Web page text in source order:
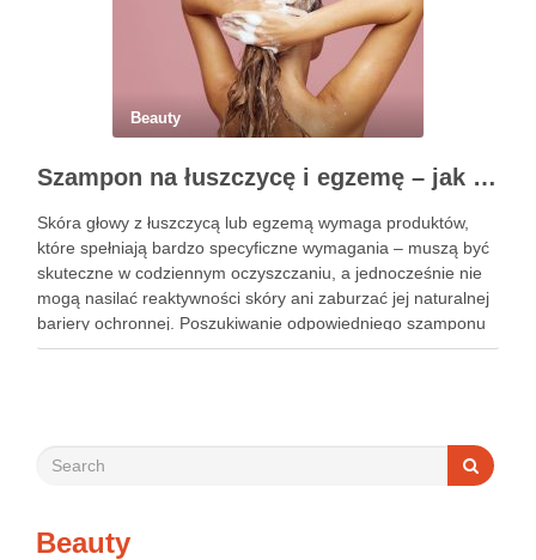
Beauty
Szampon na łuszczycę i egzemę – jak świadomie dobierać produkty przy wrażliwej skórze głowy?
Skóra głowy z łuszczycą lub egzemą wymaga produktów,
które spełniają bardzo specyficzne wymagania – muszą być
skuteczne w codziennym oczyszczaniu, a jednocześnie nie
mogą nasilać reaktywności skóry ani zaburzać jej naturalnej
bariery ochronnej. Poszukiwanie odpowiedniego szamponu
bywa dla wielu pacjentów procesem długim i frustrującym, bo
Beauty